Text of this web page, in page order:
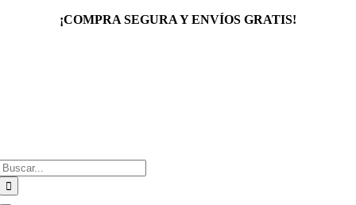
¡COMPRA SEGURA Y ENVÍOS GRATIS!